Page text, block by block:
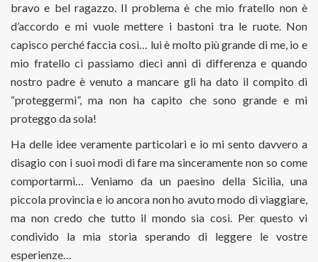
bravo e bel ragazzo. Il problema è che mio fratello non è
d’accordo e mi vuole mettere i bastoni tra le ruote. Non
capisco perché faccia così… lui è molto più grande di me, io e
mio fratello ci passiamo dieci anni di differenza e quando
nostro padre è venuto a mancare gli ha dato il compito di
“proteggermi”, ma non ha capito che sono grande e mi
proteggo da sola!
Ha delle idee veramente particolari e io mi sento davvero a
disagio con i suoi modi di fare ma sinceramente non so come
comportarmi… Veniamo da un paesino della Sicilia, una
piccola provincia e io ancora non ho avuto modo di viaggiare,
ma non credo che tutto il mondo sia così. Per questo vi
condivido la mia storia sperando di leggere le vostre
esperienze…